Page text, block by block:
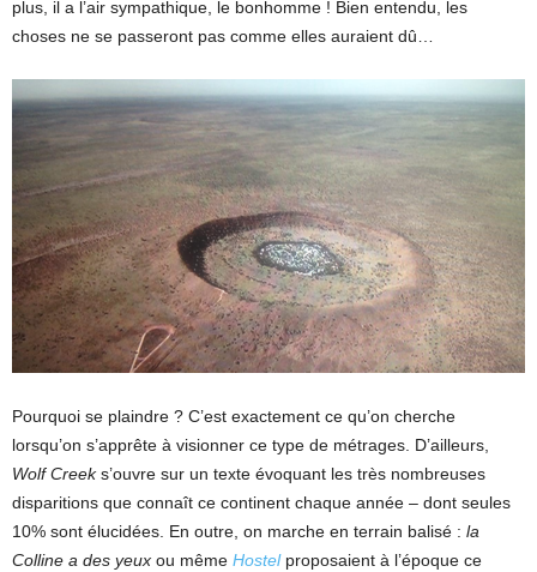
plus, il a l’air sympathique, le bonhomme ! Bien entendu, les
choses ne se passeront pas comme elles auraient dû…
Pourquoi se plaindre ? C’est exactement ce qu’on cherche
lorsqu’on s’apprête à visionner ce type de métrages. D’ailleurs,
Wolf Creeks’ouvre sur un texte évoquant les très nombreuses
disparitions que connaît ce continent chaque année – dont seules
10% sont élucidées. En outre, on marche en terrain balisé : la
Colline a des yeux ou même Hostelproposaient à l’époque ce